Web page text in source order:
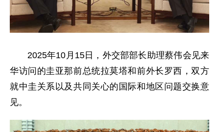
2025年10月15日，外交部部长助理蔡伟会见来
华访问的圭亚那前总统拉莫塔和前外长罗西，双方
就中圭关系以及共同关心的国际和地区问题交换意
见。